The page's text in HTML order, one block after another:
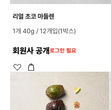
리얼 초코 마들렌
1개 40g / 12개입(1박스)
회원사 공개로그인 필요